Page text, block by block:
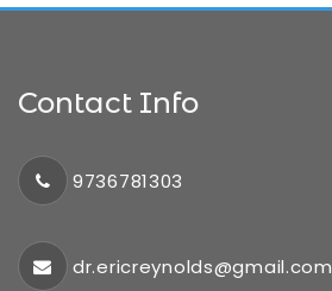
Contact Info
9736781303
dr.ericreynolds@gmail.com